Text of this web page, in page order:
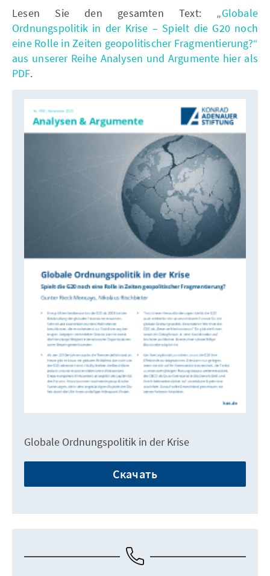
Lesen Sie den gesamten Text: „Globale
Ordnungspolitik in der Krise – Spielt die G20 noch
eine Rolle in Zeiten geopolitischer Fragmentierung?“
aus unserer Reihe Analysen und Argumente hier als
PDF.
Globale Ordnungspolitik in der Krise
Скачать